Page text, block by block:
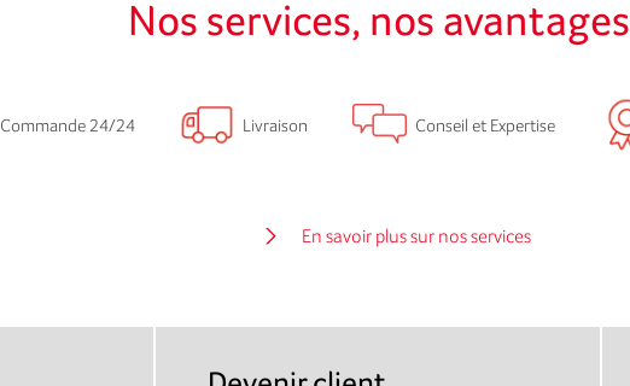
Nos services, nos avantages
Commande 24/24 Livraison Conseil et Expertise
En savoir plus sur nos services